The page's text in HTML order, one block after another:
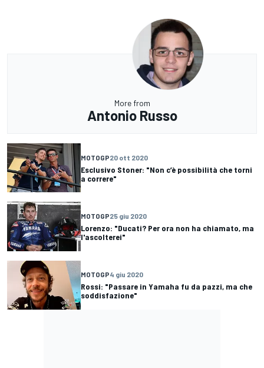
More from
Antonio Russo
MOTOGP20 ott 2020
Esclusivo Stoner: "Non c’è possibilità che torni
a correre"
MOTOGP25 giu 2020
Lorenzo: "Ducati? Per ora non ha chiamato, ma
l'ascolterei"
MOTOGP4 giu 2020
Rossi: "Passare in Yamaha fu da pazzi, ma che
soddisfazione"